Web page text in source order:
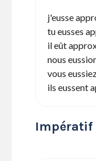
j'eusse
tu eusses
il eût
nous
vous
ils eussent
Impératif